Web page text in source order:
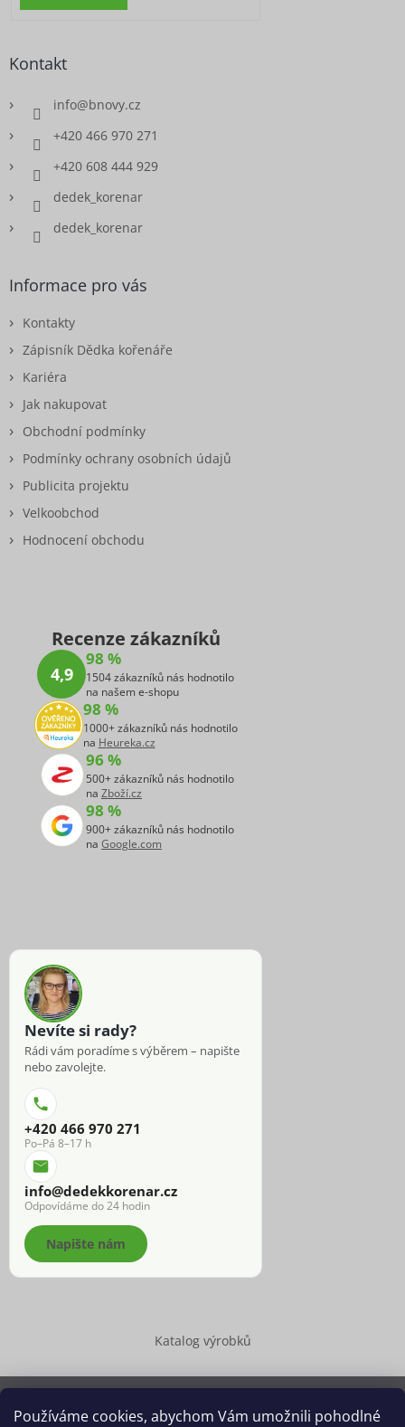
Používáme cookies, abychom Vám umožnili pohodlné
Kontakt
info@bnovy.cz
+420 466 970 271
+420 608 444 929
dedek_korenar
dedek_korenar
Informace pro vás
Kontakty
Zápisník Dědka kořenáře
Kariéra
Jak nakupovat
Obchodní podmínky
Podmínky ochrany osobních údajů
Publicita projektu
Velkoobchod
Hodnocení obchodu
Recenze zákazníků
4,9
98 %
1504 zákazníků nás hodnotilo
na našem e-shopu
98 %
1000+ zákazníků nás hodnotilo
na Heureka.cz
96 %
500+ zákazníků nás hodnotilo
na Zboží.cz
98 %
900+ zákazníků nás hodnotilo
na Google.com
Nevíte si rady?
Rádi vám poradíme s výběrem – napište
nebo zavolejte.
+420 466 970 271
Po–Pá 8–17 h
info@dedekkorenar.cz
Odpovídáme do 24 hodin
Napište nám
Katalog výrobků